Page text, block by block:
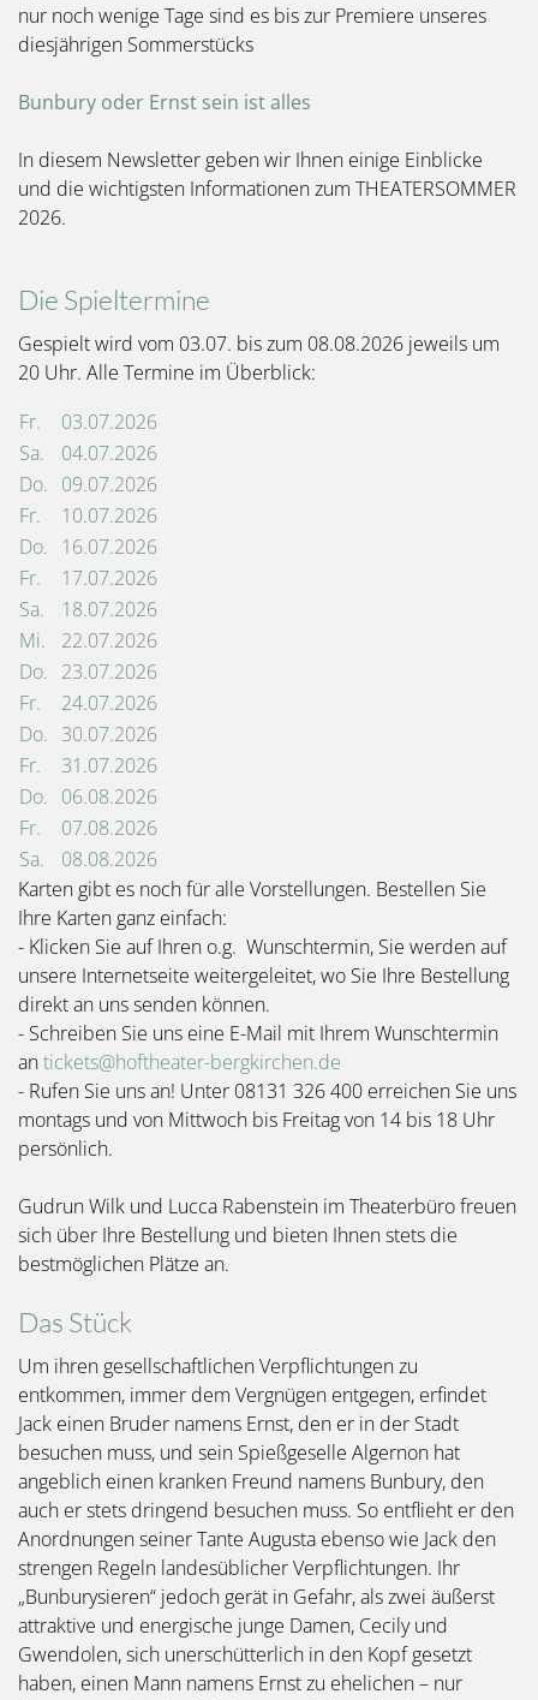
nur noch wenige Tage sind es bis zur Premiere unseres
diesjährigen Sommerstücks
Bunbury oder Ernst sein ist alles
In diesem Newsletter geben wir Ihnen einige Einblicke
und die wichtigsten Informationen zum THEATERSOMMER
2026.
Die Spieltermine
Gespielt wird vom 03.07. bis zum 08.08.2026 jeweils um
20 Uhr. Alle Termine im Überblick:
Fr.
03.07.2026
Sa.
04.07.2026
Do. 09.07.2026
Fr.
10.07.2026
Do. 16.07.2026
Fr.
17.07.2026
Sa.
18.07.2026
Mi.
22.07.2026
Do. 23.07.2026
Fr.
24.07.2026
Do. 30.07.2026
Fr.
31.07.2026
Do. 06.08.2026
Fr.
07.08.2026
Sa.
08.08.2026
Karten gibt es noch für alle Vorstellungen. Bestellen Sie
Ihre Karten ganz einfach:
- Klicken Sie auf Ihren o.g. Wunschtermin, Sie werden auf
unsere Internetseite weitergeleitet, wo Sie Ihre Bestellung
direkt an uns senden können.
- Schreiben Sie uns eine E-Mail mit Ihrem Wunschtermin
antickets@hoftheater-bergkirchen.de
- Rufen Sie uns an! Unter 08131 326 400 erreichen Sie uns
montags und von Mittwoch bis Freitag von 14 bis 18 Uhr
persönlich.
Gudrun Wilk und Lucca Rabenstein im Theaterbüro freuen
sich über Ihre Bestellung und bieten Ihnen stets die
bestmöglichen Plätze an.
Das Stück
Um ihren gesellschaftlichen Verpflichtungen zu
entkommen, immer dem Vergnügen entgegen, erfindet
Jack einen Bruder namens Ernst, den er in der Stadt
besuchen muss, und sein Spießgeselle Algernon hat
angeblich einen kranken Freund namens Bunbury, den
auch er stets dringend besuchen muss. So entflieht er den
Anordnungen seiner Tante Augusta ebenso wie Jack den
strengen Regeln landesüblicher Verpflichtungen. Ihr
„Bunburysieren“ jedoch gerät in Gefahr, als zwei äußerst
attraktive und energische junge Damen, Cecily und
Gwendolen, sich unerschütterlich in den Kopf gesetzt
haben, einen Mann namens Ernst zu ehelichen – nur